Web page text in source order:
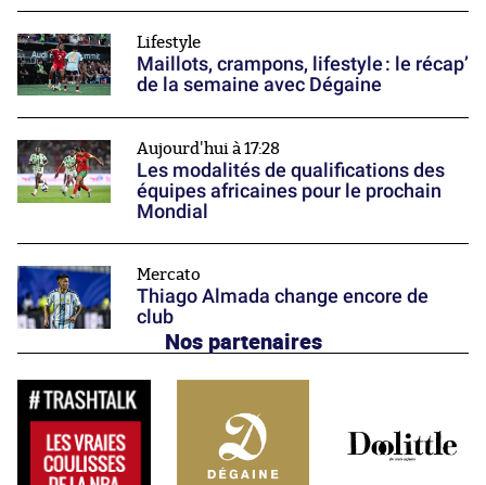
Lifestyle
Maillots, crampons, lifestyle : le récap’
de la semaine avec Dégaine
Aujourd'hui à 17:28
Les modalités de qualifications des
équipes africaines pour le prochain
Mondial
Mercato
Thiago Almada change encore de
club
Nos partenaires